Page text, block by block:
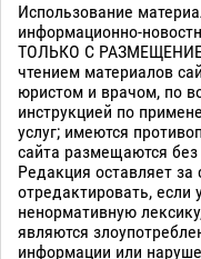
Использование
информационно-
ТОЛЬКО С
чтением материалов
юристом и врачом, по
инструкцией по
услуг; имеются
сайта размещаются
Редакция оставляет за
отредактировать,
ненормативную
являются
информации или